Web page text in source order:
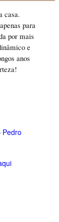
casa.
para
por mais
e
anos
Pedro